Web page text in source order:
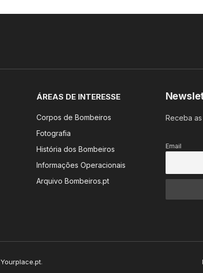
ÁREAS DE INTERESSE
Corpos de Bombeiros
Fotografia
História dos Bombeiros
Informações Operacionais
Arquivo Bombeiros.pt
Receba
Email
Yourplace.pt.